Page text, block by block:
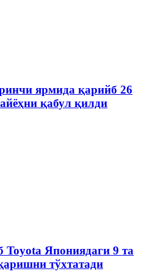
ярмида қарийб 26
қабул қилди
Toyota Япониядаги 9 та
тўхтатади